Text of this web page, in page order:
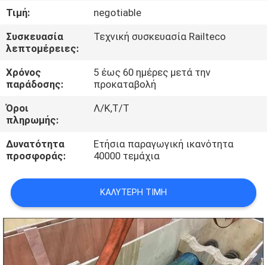
ΕΛΆΤΕ
ΣΕ
ΕΠΑΦΉ
ΜΕ
ΕΙΔΉΣΕΙΣ
ΠΕΡΙΠΤΏΣΕΙΣ
SITEMAP
PRIVACY
POLICY
Τιμή:
negotiable
Συσκευασία
λεπτομέρειες:
Τεχνική συσκευασία Railteco
Χρόνος
παράδοσης:
5 έως 60 ημέρες μετά την
προκαταβολή
Όροι
πληρωμής:
Λ/Κ,Τ/Τ
Δυνατότητα
προσφοράς:
Ετήσια παραγωγική ικανότητα
40000 τεμάχια
ΚΑΛΎΤΕΡΗ ΤΙΜΉ